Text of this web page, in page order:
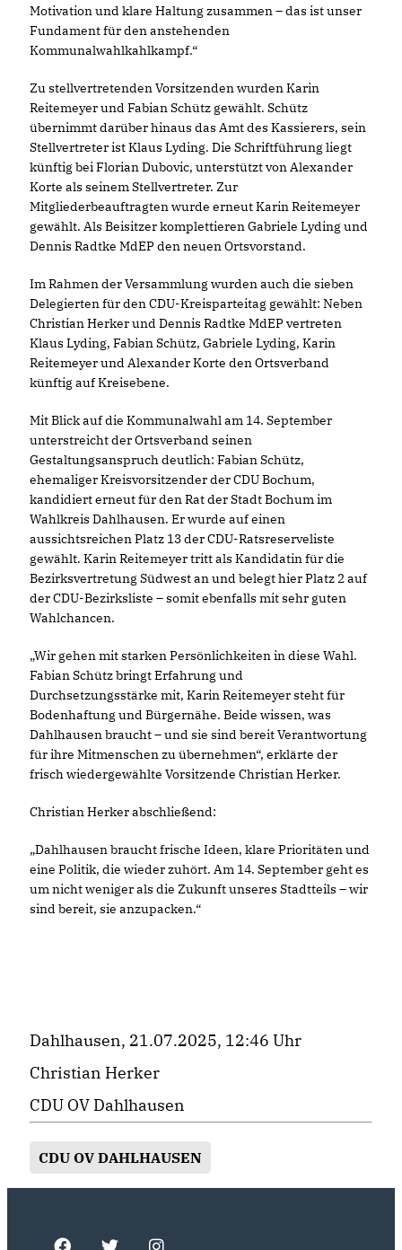
Motivation und klare Haltung zusammen – das ist unser
Fundament für den anstehenden
Kommunalwahlkahlkampf.“
Zu stellvertretenden Vorsitzenden wurden Karin
Reitemeyer und Fabian Schütz gewählt. Schütz
übernimmt darüber hinaus das Amt des Kassierers, sein
Stellvertreter ist Klaus Lyding. Die Schriftführung liegt
künftig bei Florian Dubovic, unterstützt von Alexander
Korte als seinem Stellvertreter. Zur
Mitgliederbeauftragten wurde erneut Karin Reitemeyer
gewählt. Als Beisitzer komplettieren Gabriele Lyding und
Dennis Radtke MdEP den neuen Ortsvorstand.
Im Rahmen der Versammlung wurden auch die sieben
Delegierten für den CDU-Kreisparteitag gewählt: Neben
Christian Herker und Dennis Radtke MdEP vertreten
Klaus Lyding, Fabian Schütz, Gabriele Lyding, Karin
Reitemeyer und Alexander Korte den Ortsverband
künftig auf Kreisebene.
Mit Blick auf die Kommunalwahl am 14. September
unterstreicht der Ortsverband seinen
Gestaltungsanspruch deutlich: Fabian Schütz,
ehemaliger Kreisvorsitzender der CDU Bochum,
kandidiert erneut für den Rat der Stadt Bochum im
Wahlkreis Dahlhausen. Er wurde auf einen
aussichtsreichen Platz 13 der CDU-Ratsreserveliste
gewählt. Karin Reitemeyer tritt als Kandidatin für die
Bezirksvertretung Südwest an und belegt hier Platz 2 auf
der CDU-Bezirksliste – somit ebenfalls mit sehr guten
Wahlchancen.
Wir gehen mit starken Persönlichkeiten in diese Wahl.
Fabian Schütz bringt Erfahrung und
Durchsetzungsstärke mit, Karin Reitemeyer steht für
Bodenhaftung und Bürgernähe. Beide wissen, was
Dahlhausen braucht – und sie sind bereit Verantwortung
für ihre Mitmenschen zu übernehmen“, erklärte der
frisch wiedergewählte Vorsitzende Christian Herker.
Christian Herker abschließend:
Dahlhausen braucht frische Ideen, klare Prioritäten und
eine Politik, die wieder zuhört. Am 14. September geht es
um nicht weniger als die Zukunft unseres Stadtteils – wir
sind bereit, sie anzupacken.“
Dahlhausen, 21.07.2025, 12:46 Uhr
Christian Herker
CDU OV Dahlhausen
CDU OV DAHLHAUSEN